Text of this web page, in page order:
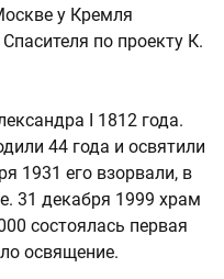
у Кремля
по проекту К.
I 1812 года.
44 года и освятили
1931 его взорвали, в
31 декабря 1999 храм
состоялась первая
освящение.